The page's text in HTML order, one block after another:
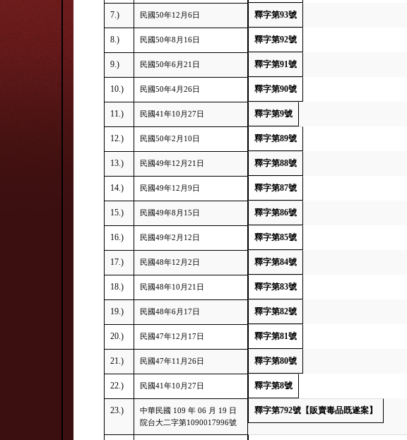
7.) 民國50年12月6日 釋字第93號
8.) 民國50年8月16日 釋字第92號
9.) 民國50年6月21日 釋字第91號
10.) 民國50年4月26日 釋字第90號
11.) 民國41年10月27日 釋字第9號
12.) 民國50年2月10日 釋字第89號
13.) 民國49年12月21日 釋字第88號
14.) 民國49年12月9日 釋字第87號
15.) 民國49年8月15日 釋字第86號
16.) 民國49年2月12日 釋字第85號
17.) 民國48年12月2日 釋字第84號
18.) 民國48年10月21日 釋字第83號
19.) 民國48年6月17日 釋字第82號
20.) 民國47年12月17日 釋字第81號
21.) 民國47年11月26日 釋字第80號
22.) 民國41年10月27日 釋字第8號
23.)
中華民國 109 年 06 月 19 日
院台大二字第1090017996號
釋字第792號【販賣毒品既遂案】